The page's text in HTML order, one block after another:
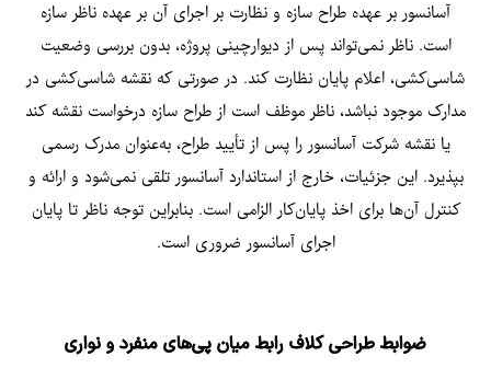
آسانسور بر عهده طراح سازه و نظارت بر اجرای آن بر عهده ناظر سازه
است. ناظر نمی‌تواند پس از دیوارچینی پروژه، بدون بررسی وضعیت
شاسی‌کشی، اعلام پایان نظارت کند. در صورتی که نقشه‌ شاسی‌کشی در
مدارک موجود نباشد، ناظر موظف است از طراح سازه درخواست نقشه کند
یا نقشه شرکت آسانسور را پس از تأیید طراح، به‌عنوان مدرک رسمی
بپذیرد. این جزئیات، خارج از استاندارد آسانسور تلقی نمی‌شود و ارائه و
کنترل آن‌ها برای اخذ پایان‌کار الزامی است. بنابراین توجه ناظر تا پایان
اجرای آسانسور ضروری است.
ضوابط طراحی کلاف رابط میان پی‌های منفرد و نواری